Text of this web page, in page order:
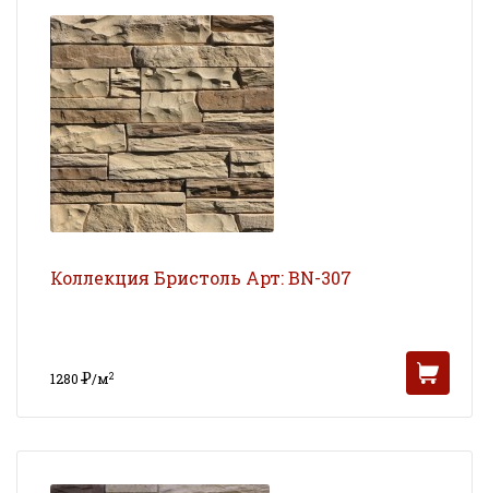
Коллекция Бристоль Арт: BN-307
1280Р/м2